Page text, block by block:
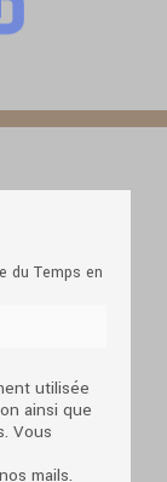
du Temps en
utilisée
ainsi que
Vous
mails.